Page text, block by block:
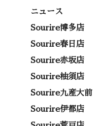
ニュース
Sourire博多店
Sourire春日店
Sourire赤坂店
Sourire柚須店
Sourire九産大前
Sourire伊都店